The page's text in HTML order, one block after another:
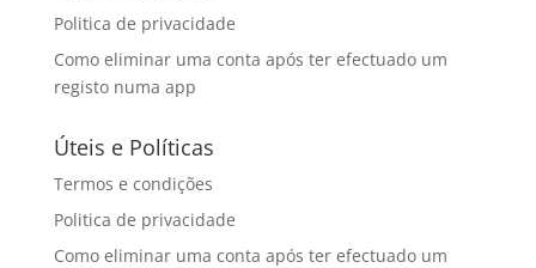
Politica de privacidade
Como eliminar uma conta após ter efectuado um
registo numa app
Úteis e Políticas
Termos e condições
Politica de privacidade
Como eliminar uma conta após ter efectuado um